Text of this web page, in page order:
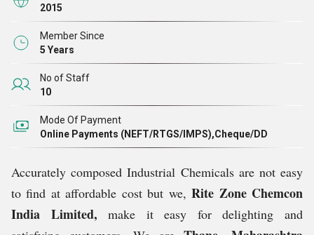
जरूरतों और आवश्यकताओं के साथ-साथ मानक उत्पादों के लिए अद्वितीय
हैं।
2015
Member Since
5 Years
No of Staff
10
Mode Of Payment
Online Payments (NEFT/RTGS/IMPS),Cheque/DD
Accurately composed Industrial Chemicals are not easy
to find at affordable cost but we, Rite Zone Chemcon
India Limited, make it easy for delighting and